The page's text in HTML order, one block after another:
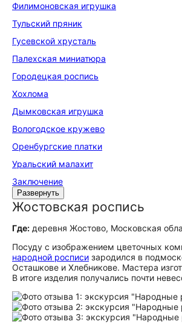
Филимоновская игрушка
Тульский пряник
Гусевской хрусталь
Палехская миниатюра
Городецкая роспись
Хохлома
Дымковская игрушка
Вологодское кружево
Оренбургские платки
Уральский малахит
Заключение
Развернуть
Жостовская роспись
Где: деревня Жостово, Московская
Посуду с изображением цветочных
народной росписи зародился в
Осташкове и Хлебникове. Мастера
В итоге изделия получались почти